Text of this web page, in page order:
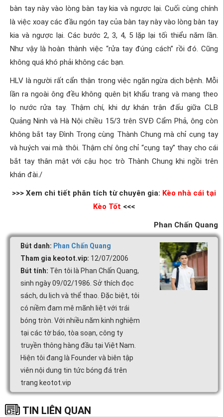
bàn tay này vào lòng bàn tay kia và ngược lại. Cuối cùng chính
là việc xoay các đầu ngón tay của bàn tay này vào lòng bàn tay
kia và ngược lại. Các bước 2, 3, 4, 5 lặp lại tối thiểu năm lần.
Như vậy là hoàn thành việc “rửa tay đúng cách” rồi đó. Cũng
không quá khó phải không các bạn.
HLV là người rất cẩn thận trong việc ngăn ngừa dịch bệnh. Mỗi
lần ra ngoài ông đều không quên bịt khẩu trang và mang theo
lọ nước rửa tay. Thậm chí, khi dự khán trận đấu giữa CLB
Quảng Ninh và Hà Nội chiều 15/3 trên SVĐ Cẩm Phả, ông còn
không bắt tay Đình Trọng cùng Thành Chung mà chỉ cụng tay
và huých vai mà thôi. Thậm chí ông chỉ “cụng tay” thay cho cái
bắt tay thân mật với cậu học trò Thành Chung khi ngồi trên
khán đài./
>>> Xem chi tiết phân tích từ chuyên gia: Kèo nhà cái tại
Kèo Tốt <<<
Phan Chấn Quang
Bút danh: Phan Chấn Quang
Tham gia keotot.vip: 12/07/2006
Bút tính: Tên tôi là Phan Chấn Quang,
sinh ngày 09/02/1986. Sở thích đọc
sách, du lịch và thể thao. Đặc biệt, tôi
có niềm đam mê mãnh liệt với trái
bóng tròn. Với nhiều năm kinh nghiệm
tại các tờ báo, tòa soạn, công ty
truyền thông hàng đầu tại Việt Nam.
Hiện tôi đang là Founder và biên tập
viên nội dung tin tức bóng đá trên
trang keotot.vip
TIN LIÊN QUAN